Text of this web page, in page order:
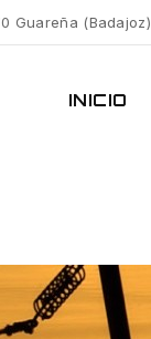
Guareña (Badajoz)
INICIO